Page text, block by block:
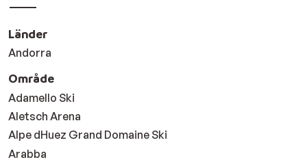
Länder
Andorra
Område
Adamello Ski
Aletsch Arena
Alpe dHuez Grand Domaine Ski
Arabba